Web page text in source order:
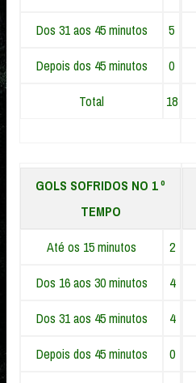
Dos 31 aos 45 minutos
5
Depois dos 45 minutos
0
Total
18
GOLS SOFRIDOS NO 1 º
TEMPO
Até os 15 minutos
2
Dos 16 aos 30 minutos
4
Dos 31 aos 45 minutos
4
Depois dos 45 minutos
0